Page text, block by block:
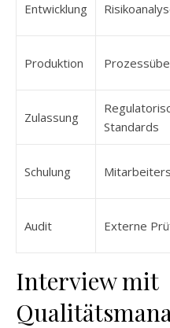
Entwicklung
Produktion
Zulassung
Standards
Schulung
Audit Externe
Interview mit